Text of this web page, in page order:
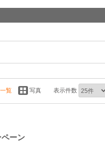
一覧 写真 表示件数
ーン